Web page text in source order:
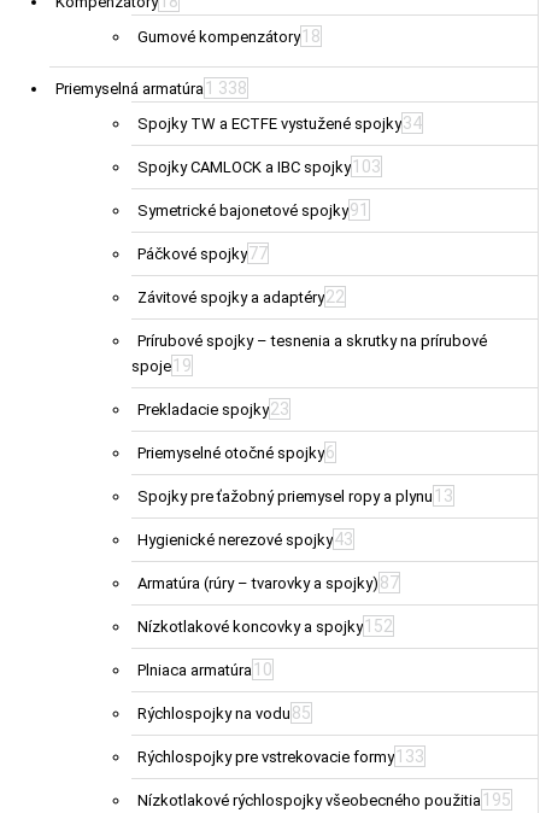
Gumové kompenzátory 18
Priemyselná armatúra 1 338
Spojky TW a ECTFE vystužené spojky34
Spojky CAMLOCK a IBC spojky 103
Symetrické bajonetové spojky91
Páčkové spojky77
Závitové spojky a adaptéry22
Prírubové spojky – tesnenia a skrutky na prírubové
spoje 19
Prekladacie spojky23
Priemyselné otočné spojky6
Spojky pre ťažobný priemysel ropy a plynu 13
Hygienické nerezové spojky43
Armatúra (rúry – tvarovky a spojky) 87
Nízkotlakové koncovky a spojky 152
Plniaca armatúra 10
Rýchlospojky na vodu 85
Rýchlospojky pre vstrekovacie formy 133
Nízkotlakové rýchlospojky všeobecného použitia 195